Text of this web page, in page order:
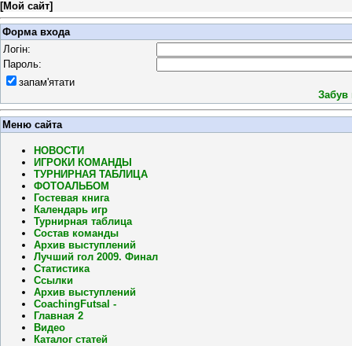
[Мой сайт]
Форма входа
Логін:
Пароль:
запам'ятати
Забув
Меню сайта
НОВОСТИ
ИГРОКИ КОМАНДЫ
ТУРНИРНАЯ ТАБЛИЦА
ФОТОАЛЬБОМ
Гостевая книга
Календарь игр
Турнирная таблица
Состав команды
Архив выступлений
Лучший гол 2009. Финал
Статистика
Ссылки
Архив выступлений
CoachingFutsal -
Главная 2
Видео
Каталог статей